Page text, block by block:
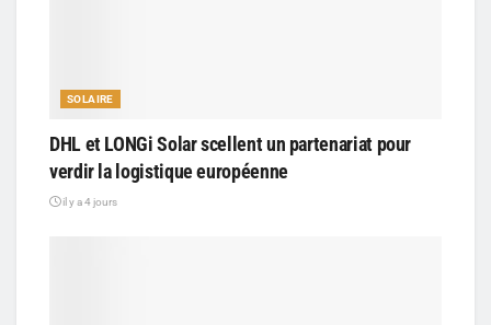
SOLAIRE
DHL et LONGi Solar scellent un partenariat pour
verdir la logistique européenne
il y a 4 jours